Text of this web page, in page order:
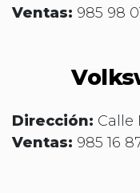
Ventas: 985 98
Dirección: Calle
Ventas: 985 16